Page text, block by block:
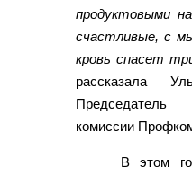
продуктовыми
счастливые, с
кровь спасет
рассказала
Председатель
комиссии
В этом